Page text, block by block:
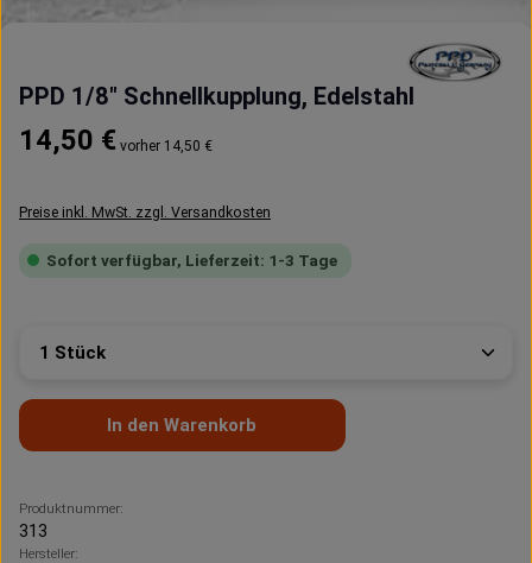
PPD 1/8" Schnellkupplung, Edelstahl
Regulärer Preis:
14,50 € vorher 14,50 €
Preise inkl. MwSt. zzgl. Versandkosten
Sofort verfügbar, Lieferzeit: 1-3 Tage
Produkt Anzahl: Gib den gewünschten Wert ein
In den Warenkorb
Produktnummer:
313
Hersteller: